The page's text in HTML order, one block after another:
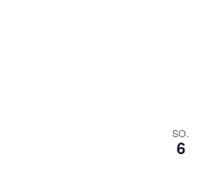
SO.
6